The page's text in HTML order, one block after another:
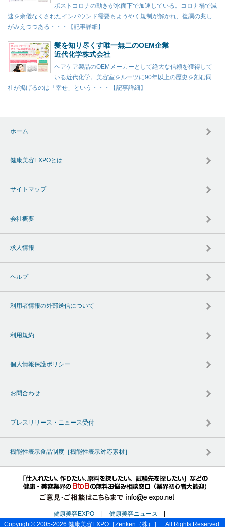
ポストコロナの動きが水面下で加速している。コロナ禍で減
速を余儀なくされたインバウンド需要もようやく規制が解かれ、復調の兆し
がみえつつある・・・【記事詳細】
髪を知り尽くす唯一無二のOEM企業
近代化学株式会社
ヘアケア製品のOEMメーカーとして絶大な信頼を獲得して
いる近代化学。美容室をルーツに90年以上の歴史を刻む同
社が掲げるのは「幸せ」という・・・【記事詳細】
ホーム
健康美容EXPOとは
サイトマップ
会社概要
求人情報
ヘルプ
利用者情報の外部送信について
利用規約
個人情報保護ポリシー
お問合わせ
プレスリリース・ニュース受付
機能性表示食品制度［機能性表示対応素材］
健康美容EXPO 健康美容ニュース
Copyright© 2005-2026 健康美容EXPO ［Zenken（株）］ All Rights Reserved.